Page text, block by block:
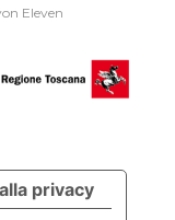
Eleven
privacy